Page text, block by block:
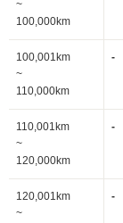
~
100,000km
100,001km
~
110,000km
-
110,001km
~
120,000km
-
120,001km
~
-